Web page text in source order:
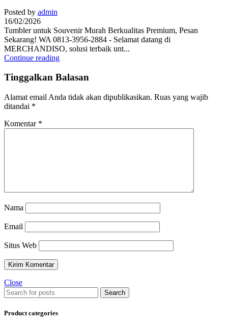
Posted by admin
16/02/2026
Tumbler untuk Souvenir Murah Berkualitas Premium, Pesan
Sekarang! WA 0813-3956-2884 - Selamat datang di
MERCHANDISO, solusi terbaik unt...
Continue reading
Tinggalkan Balasan
Alamat email Anda tidak akan dipublikasikan. Ruas yang wajib
ditandai *
Komentar *
Nama
Email
Situs Web
Close
Search
Product categories